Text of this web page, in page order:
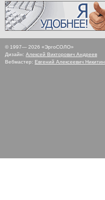
© 1997— 2026 «ЭргоСОЛО»
Дизайн: Алексей Викторович Андреев
Вебмастер: Евгений Алексеевич Никитин